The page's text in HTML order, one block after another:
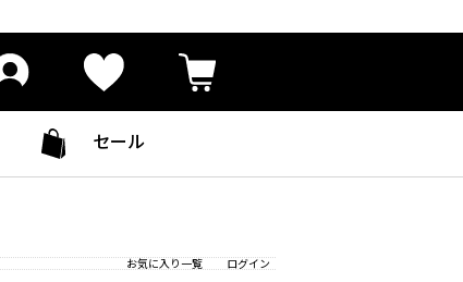
セール
お気に入り一覧 ログイン